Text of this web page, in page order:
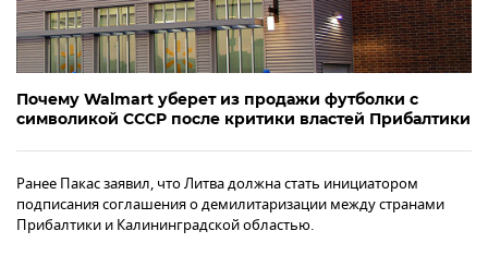
Почему Walmart уберет из продажи футболки с
символикой СССР после критики властей Прибалтики
Ранее Пакас заявил, что Литва должна стать инициатором
подписания соглашения о демилитаризации между странами
Прибалтики и Калининградской областью.